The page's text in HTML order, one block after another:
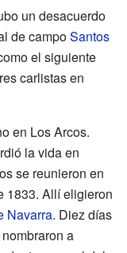
un desacuerdo
de campoSantos
el siguiente
carlistas en
en Los Arcos.
la vida en
se reunieron en
1833. Allí eligieron
Navarra. Diez días
a